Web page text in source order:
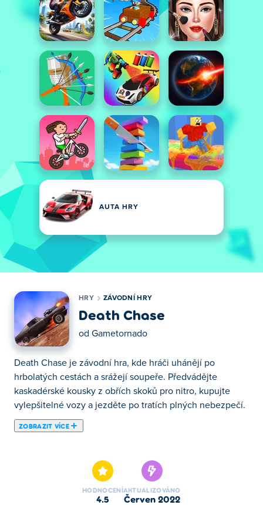
AUTA HRY
HRY ZÁVODNÍ HRY
Death Chase
od Gametornado
Death Chase je závodní hra, kde hráči uhánějí po
hrbolatých cestách a srážejí soupeře. Předvádějte
kaskadérské kousky z obřích skoků pro nitro, kupujte
vylepšitelné vozy a jezděte po tratích plných nebezpečí.
ZOBRAZIT VÍCE
HODNOCENÍ
4.5
AKTUALIZOVÁNO
červen 2022